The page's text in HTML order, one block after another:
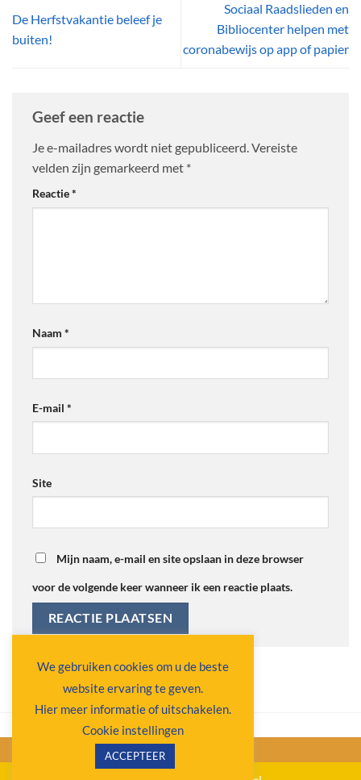
De Herfstvakantie beleef je
buiten!
Sociaal Raadslieden en
Bibliocenter helpen met
coronabewijs op app of papier
Geef een reactie
Je e-mailadres wordt niet gepubliceerd.Vereiste
velden zijn gemarkeerd met *
Reactie*
Naam *
E-mail *
Site
Mijn naam, e-mail en site opslaan in deze browser
voor de volgende keer wanneer ik een reactie plaats.
Alternative:
We gebruiken cookies om u de beste
website ervaring te geven.
Hier meer informatie of uitschakelen.
Cookie instellingen
ACCEPTEER